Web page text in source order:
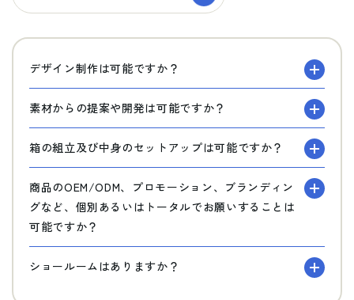
デザイン制作は可能ですか？
素材からの提案や開発は可能ですか？
箱の組立及び中身のセットアップは可能ですか？
商品のOEM/ODM、プロモーション、ブランディン
グなど、個別あるいはトータルでお願いすることは
可能ですか？
ショールームはありますか？